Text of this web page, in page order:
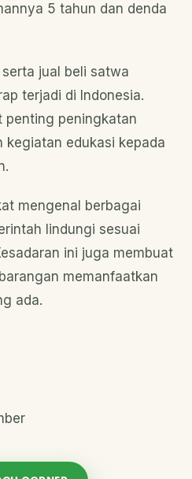
5 tahun dan denda
jual beli satwa
terjadi di Indonesia.
penting peningkatan
kegiatan edukasi kepada
mengenal berbagai
lindungi sesuai
ini juga membuat
memanfaatkan
ada.